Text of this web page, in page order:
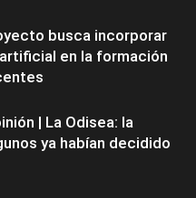
busca incorporar
en la formación
| La Odisea: la
ya habían decidido